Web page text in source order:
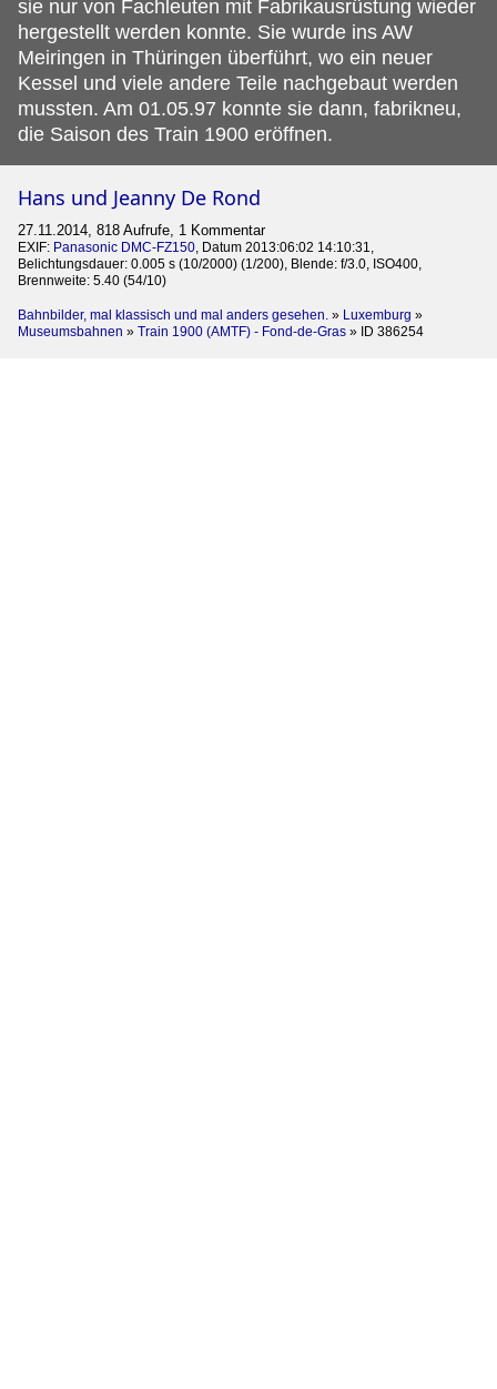
sie nur von Fachleuten mit Fabrikausrüstung wieder
hergestellt werden konnte. Sie wurde ins AW
Meiringen in Thüringen überführt, wo ein neuer
Kessel und viele andere Teile nachgebaut werden
mussten. Am 01.05.97 konnte sie dann, fabrikneu,
die Saison des Train 1900 eröffnen.
Hans und Jeanny De Rond
27.11.2014, 818 Aufrufe, 1 Kommentar
EXIF: Panasonic DMC-FZ150, Datum 2013:06:02 14:10:31,
Belichtungsdauer: 0.005 s (10/2000) (1/200), Blende: f/3.0, ISO400,
Brennweite: 5.40 (54/10)
Bahnbilder, mal klassisch und mal anders gesehen. » Luxemburg »
Museumsbahnen » Train 1900 (AMTF) - Fond-de-Gras » ID 386254